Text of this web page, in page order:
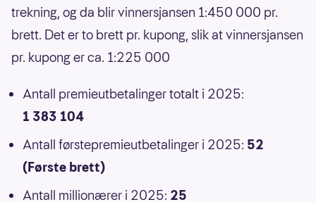
trekning, og da blir vinnersjansen 1:450 000 pr.
brett. Det er to brett pr. kupong, slik at vinnersjansen
pr. kupong er ca. 1:225 000
Antall premieutbetalinger totalt i 2025:
1 383 104
Antall førstepremieutbetalinger i 2025: 52
(Første brett)
Antall millionærer i 2025: 25